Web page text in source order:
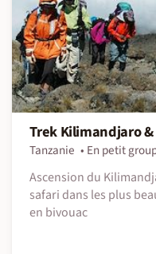
Trek Kilimandjaro &
Tanzanie En petit
Ascension du
safari dans les plus
en bivouac